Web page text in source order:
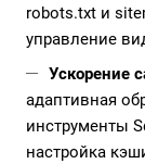
robots.txt и
управление
Ускорение
адаптивная
инструменты
настройка